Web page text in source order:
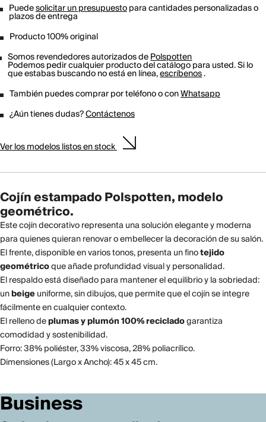
Puedesolicitar un presupuestopara cantidades personalizadas o
plazos de entrega
Producto 100% original
Somos revendedores autorizados dePolspotten
Podemos pedir cualquier producto del catálogo para usted. Si lo
que estabas buscando no está en línea,escríbenos.
También puedes comprar por teléfono o conWhatsapp
¿Aún tienes dudas?Contáctenos
Ver los modelos listos en stock
Cojín estampado Polspotten, modelo
geométrico.
Este cojín decorativo representa una solución elegante y moderna
para quienes quieran renovar o embellecer la decoración de su salón.
El frente, disponible en varios tonos, presenta un finotejido
geométricoque añade profundidad visual y personalidad.
El respaldo está diseñado para mantener el equilibrio y la sobriedad:
unbeigeuniforme, sin dibujos, que permite que el cojín se integre
fácilmente en cualquier contexto.
El relleno deplumas y plumón 100% recicladogarantiza
comodidad y sostenibilidad.
Forro: 38% poliéster, 33% viscosa, 28% poliacrílico.
Dimensiones (Largo x Ancho): 45 x 45 cm.
Business